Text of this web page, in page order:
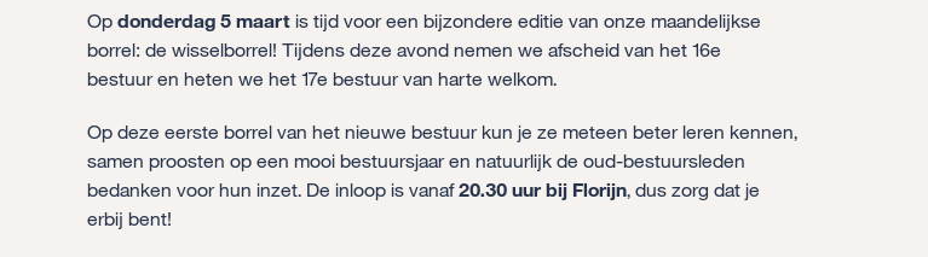
Op donderdag 5 maart is tijd voor een bijzondere editie van onze maandelijkse
borrel: de wisselborrel! Tijdens deze avond nemen we afscheid van het 16e
bestuur en heten we het 17e bestuur van harte welkom.
Op deze eerste borrel van het nieuwe bestuur kun je ze meteen beter leren kennen,
samen proosten op een mooi bestuursjaar en natuurlijk de oud-bestuursleden
bedanken voor hun inzet. De inloop is vanaf20.30 uur bij Florijn, dus zorg dat je
erbij bent!